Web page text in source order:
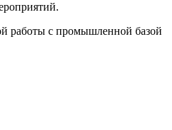
работы с промышленной базой